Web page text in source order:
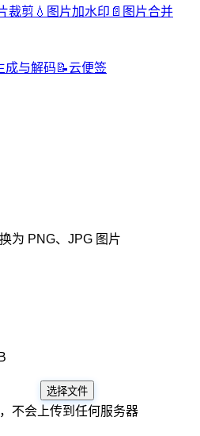
裁剪 💧 图片加水印 📄 图片合并
成与解码 📝云便签
为 PNG、JPG 图片
选择文件
不会上传到任何服务器